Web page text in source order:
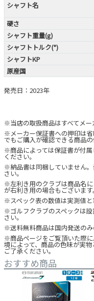
シャフト名
硬さ
シャフト重量(g)
シャフトトルク(°)
シャフトKP
原産国
発売日：2023年
※当店の取扱商品はすべてメー
※メーカー保証書への押印は
でもご購入が確認できる商品の
※商品によっては保証書が付
ください。
※納品書は同梱していません
さい。
※左利き用のクラブは商品名
が右利き用の場合もございま
※スペック表の数値は実測値と
※ゴルフクラブのスペックは
さい。
※送料無料商品は国内発送のみ
※商品ページをご覧頂いた際
境によって、商品の色味が実
ご了承ください。
おすすめ商品